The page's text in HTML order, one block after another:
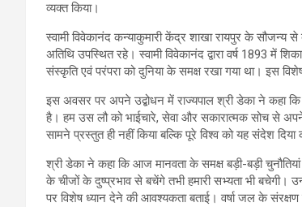
व्यक्त किया।
स्वामी विवेकानंद कन्याकुमारी केंद्र शाखा रायपुर के सौजन्य
अतिथि उपस्थित रहे। स्वामी विवेकानंद द्वारा वर्ष 1893 में
संस्कृति एवं परंपरा को दुनिया के समक्ष रखा गया था। इस
इस अवसर पर अपने उद्बोधन में राज्यपाल श्री डेका ने कहा
है। हम उस लौ को भाईचारे, सेवा और सकारात्मक सोच से
सामने प्रस्तुत ही नहीं किया बल्कि पूरे विश्व को यह संदेश
श्री डेका ने कहा कि आज मानवता के समक्ष बड़ी-बड़ी
के चीजों के दुष्प्रभाव से बचेंगे तभी हमारी सभ्यता भी बचेगी।
पर विशेष ध्यान देने की आवश्यकता बताई। वर्षा जल के संरक्षण